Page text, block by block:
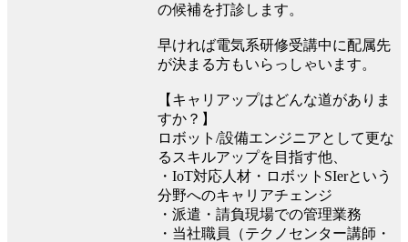
の候補を打診します。
早ければ電気系研修受講中に配属先
が決まる方もいらっしゃいます。
【キャリアップはどんな道がありま
すか？】
ロボット/設備エンジニアとして更な
るスキルアップを目指す他、
・IoT対応人材・ロボットSIerという
分野へのキャリアチェンジ
・派遣・請負現場での管理業務
・当社職員（テクノセンター講師・